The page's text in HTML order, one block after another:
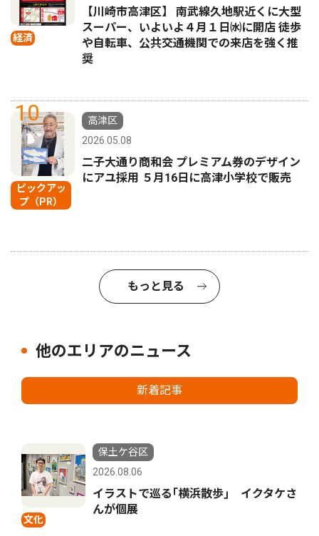
経済
【川崎市高津区】 南武線久地駅近くに大型
スーパー、いよいよ４月１日㈬に開店 徒歩
や自転車、公共交通機関での来店を強く推
奨
10
ピックアッ
プ（PR）
高津区
2026.05.08
二子大通り商和会 プレミアム券のデザイン
にアユ採用 ５月16日に高津小学校で販売
もっと見る
他のエリアのニュース
新着記事
文化
保土ケ谷区
2026.08.06
イラストで巡る｢横浜散歩｣ イクタケさ
んが個展